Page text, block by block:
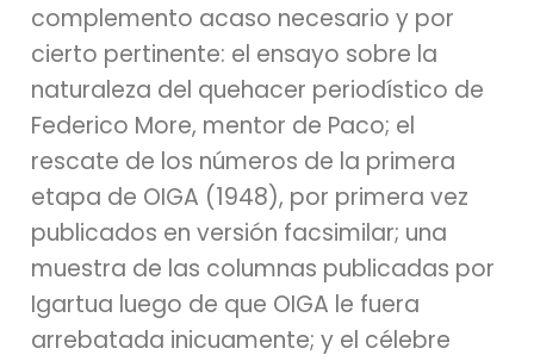
complemento acaso necesario y por
cierto pertinente: el ensayo sobre la
naturaleza del quehacer periodístico de
Federico More, mentor de Paco; el
rescate de los números de la primera
etapa de OIGA (1948), por primera vez
publicados en versión facsimilar; una
muestra de las columnas publicadas por
Igartua luego de que OIGA le fuera
arrebatada inicuamente; y el célebre